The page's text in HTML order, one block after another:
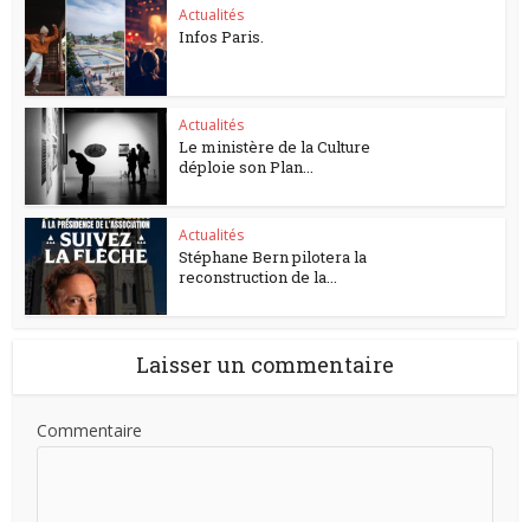
Actualités
Infos Paris.
Actualités
Le ministère de la Culture
déploie son Plan...
Actualités
Stéphane Bern pilotera la
reconstruction de la...
Laisser un commentaire
Commentaire